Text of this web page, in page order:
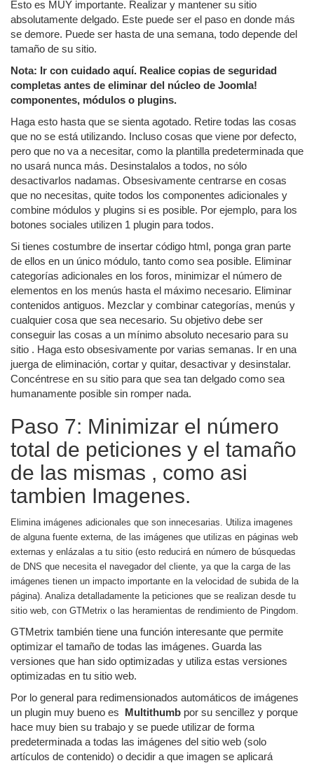
Esto es MUY importante. Realizar y mantener su sitio
absolutamente delgado. Este puede ser el paso en donde más
se demore. Puede ser hasta de una semana, todo depende del
tamaño de su sitio.
Nota: Ir con cuidado aquí. Realice copias de seguridad
completas antes de eliminar del núcleo de Joomla!
componentes, módulos o plugins.
Haga esto hasta que se sienta agotado. Retire todas las cosas
que no se está utilizando. Incluso cosas que viene por defecto,
pero que no va a necesitar, como la plantilla predeterminada que
no usará nunca más. Desinstalalos a todos, no sólo
desactivarlos nadamas. Obsesivamente centrarse en cosas
que no necesitas, quite todos los componentes adicionales y
combine módulos y plugins si es posible. Por ejemplo, para los
botones sociales utilizen 1 plugin para todos.
Si tienes costumbre de insertar código html, ponga gran parte
de ellos en un único módulo, tanto como sea posible. Eliminar
categorías adicionales en los foros, minimizar el número de
elementos en los menús hasta el máximo necesario. Eliminar
contenidos antiguos. Mezclar y combinar categorías, menús y
cualquier cosa que sea necesario. Su objetivo debe ser
conseguir las cosas a un mínimo absoluto necesario para su
sitio . Haga esto obsesivamente por varias semanas. Ir en una
juerga de eliminación, cortar y quitar, desactivar y desinstalar.
Concéntrese en su sitio para que sea tan delgado como sea
humanamente posible sin romper nada.
Paso 7: Minimizar el número
total de peticiones y el tamaño
de las mismas , como asi
tambien Imagenes.
Elimina imágenes adicionales que son innecesarias. Utiliza imagenes
de alguna fuente externa, de las imágenes que utilizas en páginas web
externas y enlázalas a tu sitio (esto reducirá en número de búsquedas
de DNS que necesita el navegador del cliente, ya que la carga de las
imágenes tienen un impacto importante en la velocidad de subida de la
página). Analiza detalladamente la peticiones que se realizan desde tu
sitio web, con GTMetrix o las heramientas de rendimiento de Pingdom.
GTMetrix también tiene una función interesante que permite
optimizar el tamaño de todas las imágenes. Guarda las
versiones que han sido optimizadas y utiliza estas versiones
optimizadas en tu sitio web.
Por lo general para redimensionados automáticos de imágenes
un plugin muy bueno es Multithumb por su sencillez y porque
hace muy bien su trabajo y se puede utilizar de forma
predeterminada a todas las imágenes del sitio web (solo
artículos de contenido) o decidir a que imagen se aplicará